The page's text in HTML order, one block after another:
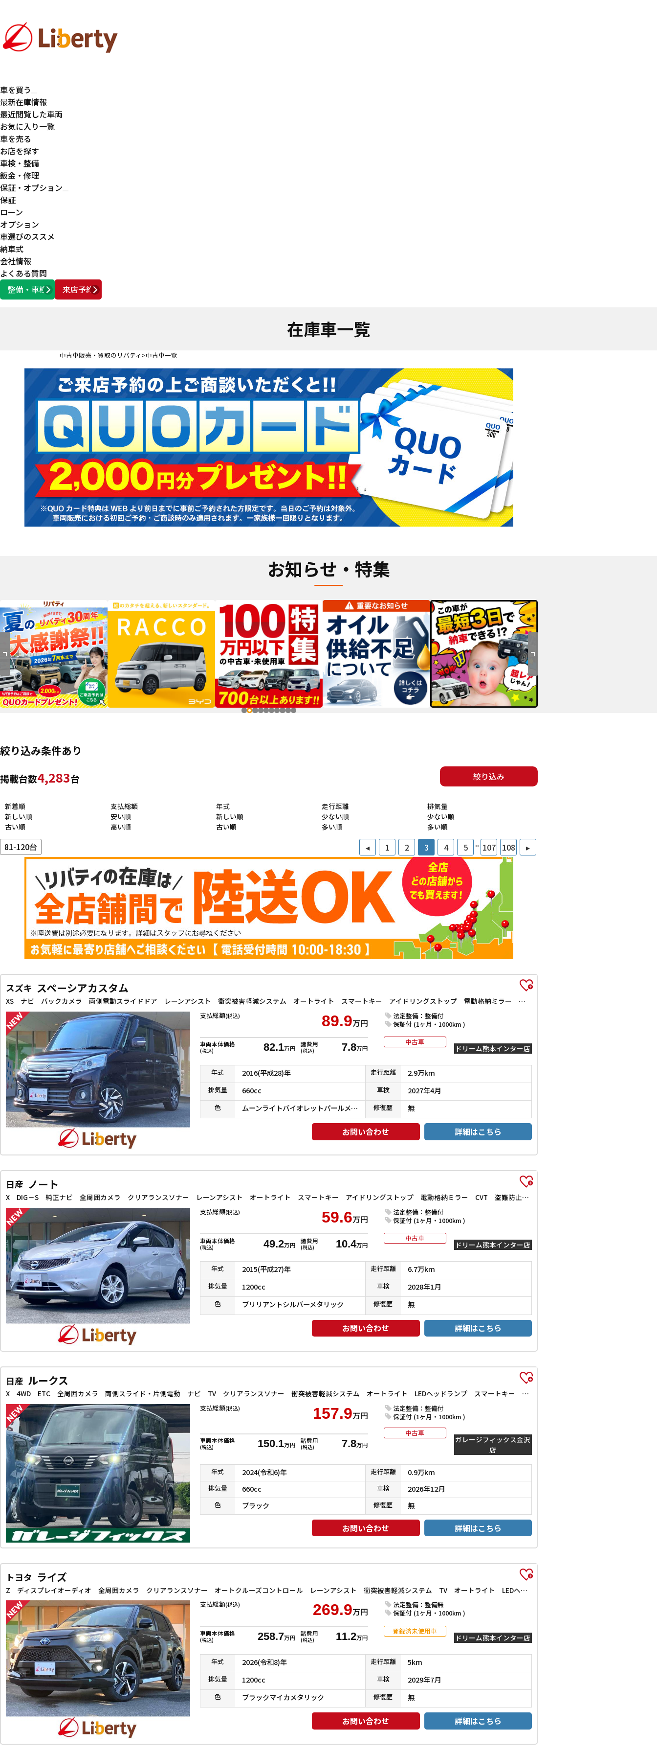
車を買う
最新在庫情報
最近閲覧した車両
お気に入り一覧
車を売る
お店を探す
車検・整備
鈑金・修理
保証・オプション
保証
ローン
オプション
車選びのススメ
納車式
会社情報
よくある質問
整備・車検
来店予約
営業時間 AM10:00 ～ PM6:00
在庫車一覧
中古車販売・買取のリバティ 中古車一覧
お知らせ・特集
絞り込み条件あり
絞り込み
掲載台数4,283台
新着順
新しい順
古い順
支払総額
安い順
高い順
年式
新しい順
古い順
走行距離
少ない順
多い順
排気量
少ない順
多い順
81-120台 ◂ 1 2 3 4 5 .. 107 108 ▸
スズキ スペーシアカスタム
XS ナビ バックカメラ 両側電動スライドドア レーンアシスト 衝突被害軽減システム オートライト スマートキー アイドリングストップ 電動格納ミラー シートヒーター ベンチシート CVT ESC
支払総額(税込) 89.9万円
車両本体価格
(税込) 82.1万円
諸費用
(税込) 7.8万円
法定整備：整備付
保証付 (1ヶ月・1000km )
中古車
ドリーム熊本インター店
年式 2016(平成28)年 走行距離 2.9万km
排気量 660cc 車検 2027年4月
色 ムーンライトバイオレットパールメタリック 修復歴 無
お問い合わせ 詳細はこちら
日産 ノート
X DIG－S 純正ナビ 全周囲カメラ クリアランスソナー レーンアシスト オートライト スマートキー アイドリングストップ 電動格納ミラー CVT 盗難防止システム 衝突安全ボディ ABS ESC
支払総額(税込) 59.6万円
車両本体価格
(税込) 49.2万円
諸費用
(税込) 10.4万円
法定整備：整備付
保証付 (1ヶ月・1000km )
中古車
ドリーム熊本インター店
年式 2015(平成27)年 走行距離 6.7万km
排気量 1200cc 車検 2028年1月
色 ブリリアントシルバーメタリック 修復歴 無
お問い合わせ 詳細はこちら
日産 ルークス
X 4WD ETC 全周囲カメラ 両側スライド・片側電動 ナビ TV クリアランスソナー 衝突被害軽減システム オートライト LEDヘッドランプ スマートキー アイドリングストップ 電動格納ミラー
支払総額(税込) 157.9万円
車両本体価格
(税込) 150.1万円
諸費用
(税込) 7.8万円
法定整備：整備付
保証付 (1ヶ月・1000km )
中古車
ガレージフィックス金沢
店
年式 2024(令和6)年 走行距離 0.9万km
排気量 660cc 車検 2026年12月
色 ブラック 修復歴 無
お問い合わせ 詳細はこちら
トヨタ ライズ
Z ディスプレイオーディオ 全周囲カメラ クリアランスソナー オートクルーズコントロール レーンアシスト 衝突被害軽減システム TV オートライト LEDヘッドランプ アルミホイール アイドリングストップ
支払総額(税込) 269.9万円
車両本体価格
(税込) 258.7万円
諸費用
(税込) 11.2万円
法定整備：整備無
保証付 (1ヶ月・1000km )
登録済未使用車
ドリーム熊本インター店
年式 2026(令和8)年 走行距離 5km
排気量 1200cc 車検 2029年7月
色 ブラックマイカメタリック 修復歴 無
お問い合わせ 詳細はこちら